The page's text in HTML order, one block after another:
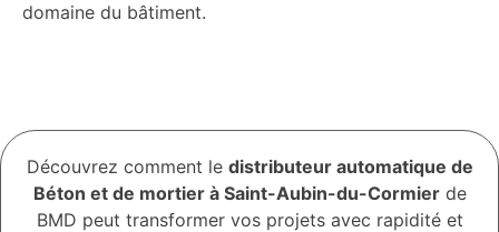
domaine du bâtiment.
Découvrez comment le distributeur automatique de
Béton et de mortier à Saint-Aubin-du-Cormierde
BMD peut transformer vos projets avec rapidité et